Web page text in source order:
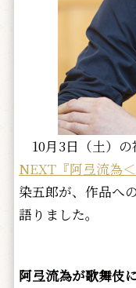
10月3日（土）
NEXT『阿弖流為＜
染五郎が、作品へ
語りました。
阿弖流為が歌舞伎